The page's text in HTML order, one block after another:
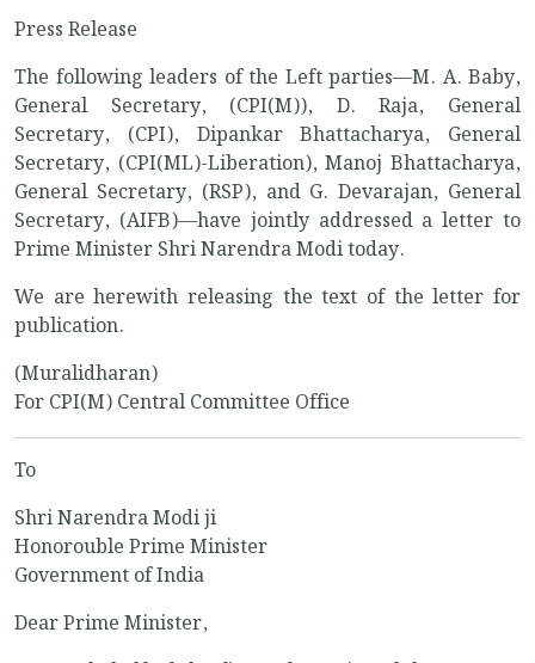
Press Release
The following leaders of the Left parties—M. A. Baby,
General Secretary, (CPI(M)), D. Raja, General
Secretary, (CPI), Dipankar Bhattacharya, General
Secretary, (CPI(ML)-Liberation), Manoj Bhattacharya,
General Secretary, (RSP), and G. Devarajan, General
Secretary, (AIFB)—have jointly addressed a letter to
Prime Minister Shri Narendra Modi today.
We are herewith releasing the text of the letter for
publication.
(Muralidharan)
For CPI(M) Central Committee Office
To
Shri Narendra Modi ji
Honorouble Prime Minister
Government of India
Dear Prime Minister,